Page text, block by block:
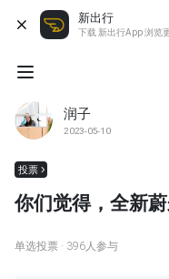
新出行
下载 新出行App 浏览
润子
2023-05-10
投票
你们觉得，全新
单选投票 · 396人参与